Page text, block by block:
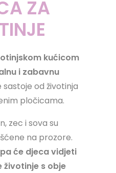
ZA
kućicom
i zabavnu
sastoje od životinja
pločicama.
zec i sova su
na prozore.
će djeca vidjeti
životinje s obje